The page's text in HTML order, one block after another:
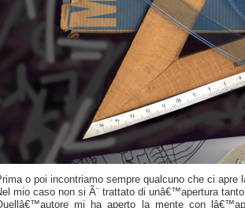
o poi incontriamo sempre qualcuno che ci apre
mio caso non si Ã¨ trattato di unâ€™apertura
mi ha aperto la mente con